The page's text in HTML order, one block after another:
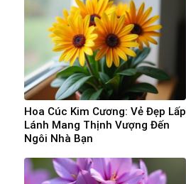
Hoa Cúc Kim Cương: Vẻ Đẹp Lấp
Lánh Mang Thịnh Vượng Đến
Ngôi Nhà Bạn